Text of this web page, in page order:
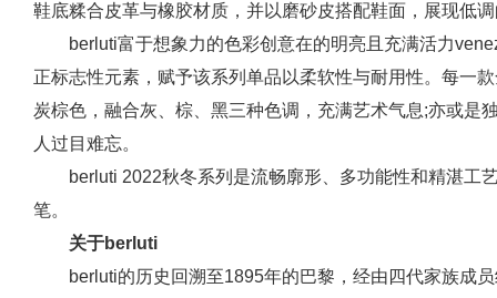
鞋底糅合皮革与橡胶材质，并以磨砂皮搭配鞋面，展现低
berluti富于想象力的色彩创意在的明亮且充满活力
正标志性元素，赋予该系列单品以柔软性与耐用性。每一
炭棕色，融合灰、棕、黑三种色调，充满艺术气息;亦或是
人过目难忘。
berluti 2022秋冬系列是流畅廓形、多功能性和精湛工
笔。
关于berluti
berluti的历史回溯至1895年的巴黎，经由四代家族成